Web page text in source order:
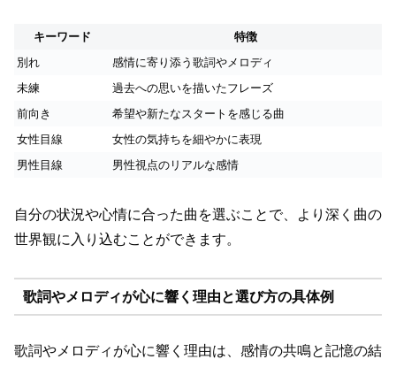
キーワード
特徴
別れ
感情に寄り添う歌詞やメロディ
未練
過去への思いを描いたフレーズ
前向き
希望や新たなスタートを感じる曲
女性目線
女性の気持ちを細やかに表現
男性目線
男性視点のリアルな感情
自分の状況や心情に合った曲を選ぶことで、より深く曲の
世界観に入り込むことができます。
歌詞やメロディが心に響く理由と選び方の具体例
歌詞やメロディが心に響く理由は、感情の共鳴と記憶の結